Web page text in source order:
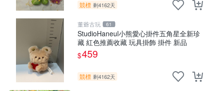
競標 剩4162天
董爺古玩 61
StudioHaneul小熊愛心掛件五角星全新珍
藏 紅色推薦收藏 玩具掛飾 掛件 新品
$459
競標 剩4162天